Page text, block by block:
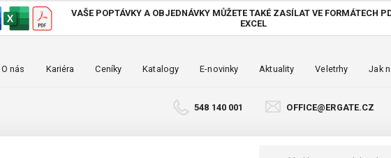
VAŠE POPTÁVKY A OBJEDNÁVKY MŮŽETE TAKÉ ZASÍLAT VE FORMÁTECH
EXCEL
O nás Kariéra Ceníky Katalogy E-novinky Aktuality Veletrhy Jak
548 140 001 OFFICE@ERGATE.CZ